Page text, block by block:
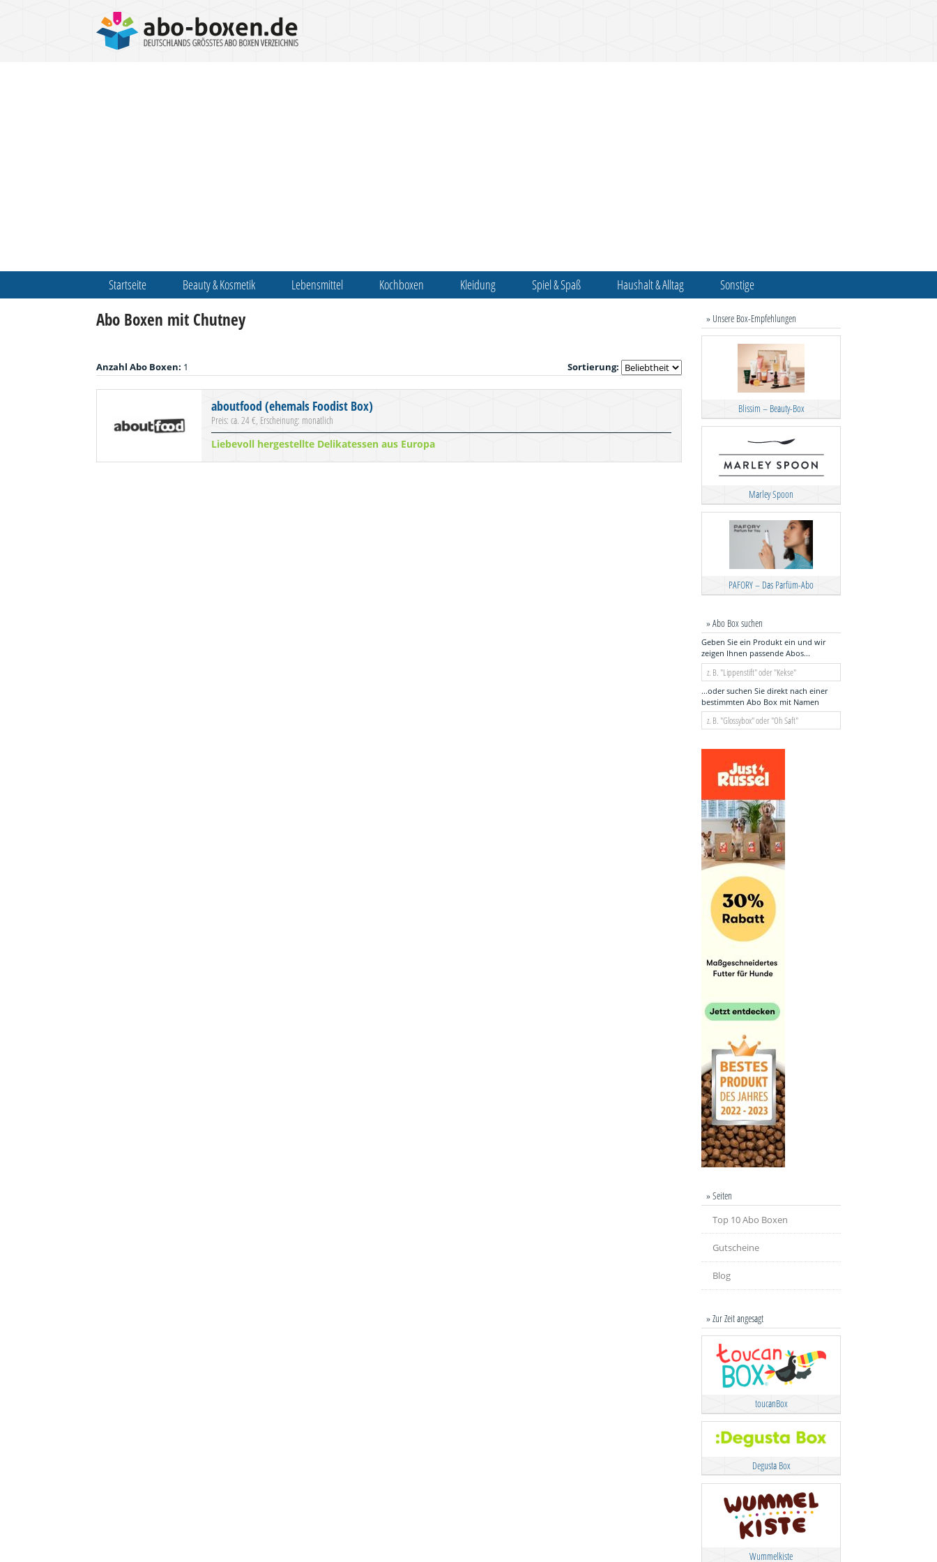
Startseite Beauty & Kosmetik Lebensmittel Kochboxen Kleidung Spiel & Spaß Haushalt & Alltag Sonstige
Abo Boxen mit Chutney
Anzahl Abo Boxen: 1 Sortierung:
aboutfood (ehemals Foodist Box)
Preis: ca. 24 €, Erscheinung: monatlich
Liebevoll hergestellte Delikatessen aus Europa
» Unsere Box-Empfehlungen
Blissim – Beauty-Box
Marley Spoon
PAFORY – Das Parfüm-Abo
» Abo Box suchen
Geben Sie ein Produkt ein und wir
zeigen Ihnen passende Abos...
...oder suchen Sie direkt nach einer
bestimmten Abo Box mit Namen
» Seiten
Top 10 Abo Boxen
Gutscheine
Blog
» Zur Zeit angesagt
toucanBox
Degusta Box
Wummelkiste